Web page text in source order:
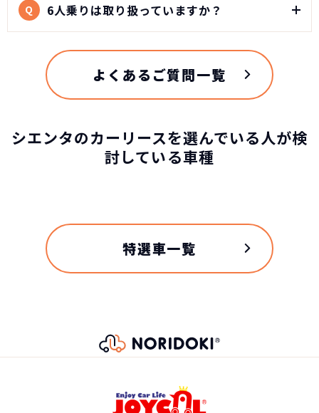
Q 6人乗りは取り扱っていますか？
よくあるご質問一覧
シエンタのカーリースを選んでいる人が検
討している車種
特選車一覧